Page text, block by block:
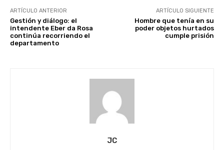
ARTÍCULO ANTERIOR
Gestión y diálogo: el
intendente Eber da Rosa
continúa recorriendo el
departamento
ARTÍCULO SIGUIENTE
Hombre que tenía en su
poder objetos hurtados
cumple prisión
JC